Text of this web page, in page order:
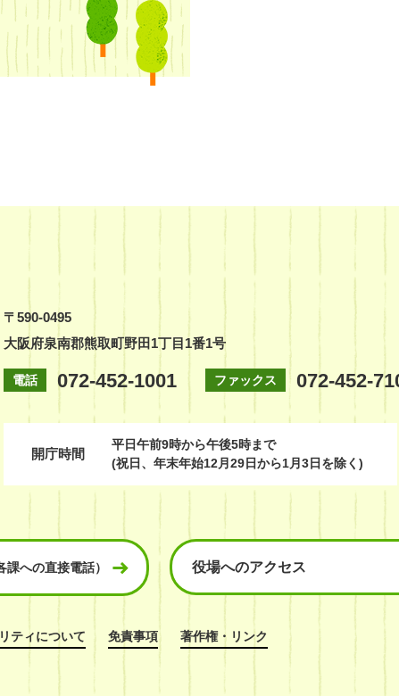
〒590-0495
大阪府泉南郡熊取町野田1丁目1番1号
電話 072-452-1001 ファックス 072-452-
開庁時間
平日午前9時から午後5時まで
(祝日、年末年始12月29日から1月3日を除く)
課への直接電話） 役場へのアクセス
ティについて 免責事項 著作権・リンク